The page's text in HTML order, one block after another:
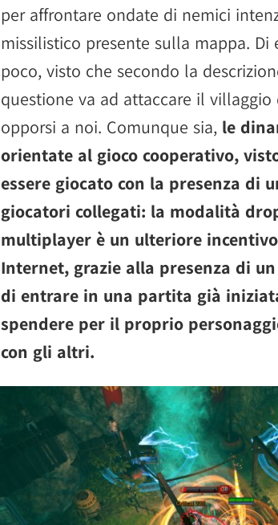
per affrontare ondate di nemici
missilistico presente sulla mappa. Di
poco, visto che secondo la
questione va ad attaccare il
opporsi a noi. Comunque sia, le
orientate al gioco cooperativo,
essere giocato con la presenza di
giocatori collegati: la modalità
multiplayer è un ulteriore
Internet, grazie alla presenza di
di entrare in una partita già
spendere per il proprio
con gli altri.